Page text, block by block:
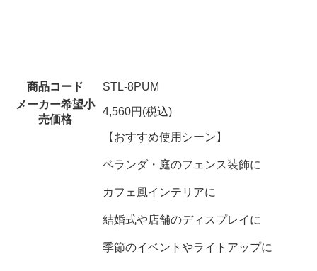
商品コード
STL-8PUM
メーカー希望小
売価格
4,560円(税込)
【おすすめ使用シーン】
ベランダ・庭のフェンス装飾に
カフェ風インテリアに
結婚式や店舗のディスプレイに
季節のイベントやライトアップに